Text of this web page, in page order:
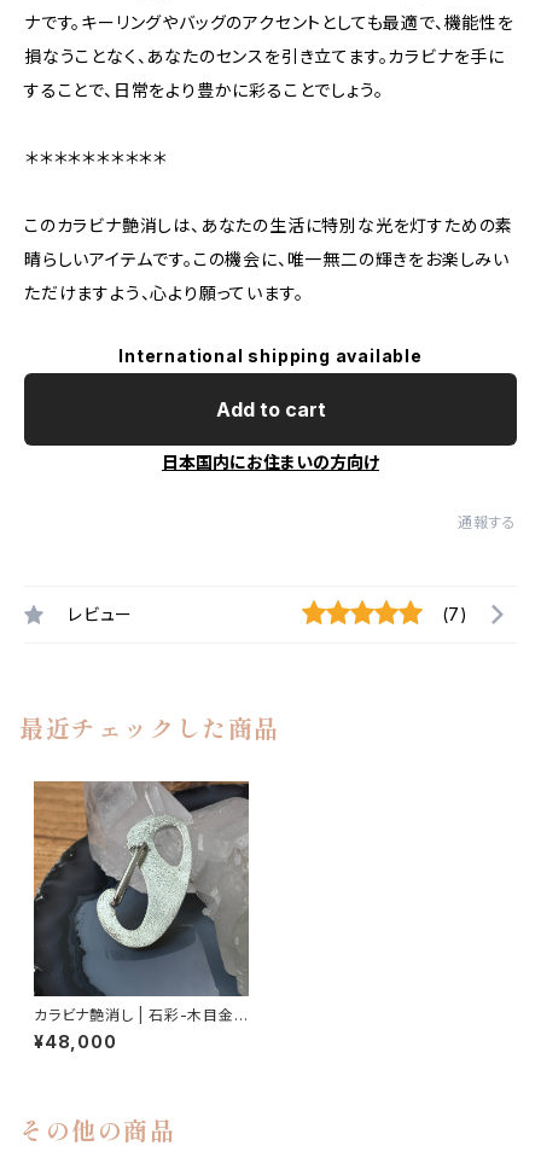
ナです。キーリングやバッグのアクセントとしても最適で、機能性を
損なうことなく、あなたのセンスを引き立てます。カラビナを手に
することで、日常をより豊かに彩ることでしょう。
＊＊＊＊＊＊＊＊＊＊
このカラビナ艶消しは、あなたの生活に特別な光を灯すための素
晴らしいアイテムです。この機会に、唯一無二の輝きをお楽しみい
ただけますよう、心より願っています。
International shipping available
Add to cart
日本国内にお住まいの方向け
通報する
レビュー (7)
最近チェックした商品
カラビナ艶消し | 石彩-木目金・
高級シルバージュエリー
¥48,000
その他の商品